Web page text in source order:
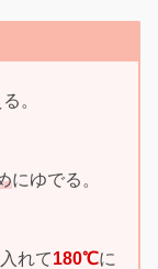
。
にゆでる。
れて180℃に